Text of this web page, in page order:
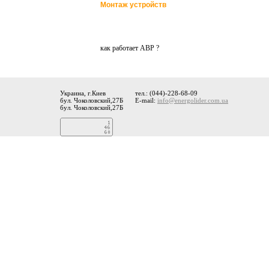
Монтаж устройств
как работает АВР ?
Украина, г.Киев
бул. Чоколовский,27Б
бул. Чоколовский,27Б
тел.: (044)-228-68-09
E-mail: info@energolider.com.ua